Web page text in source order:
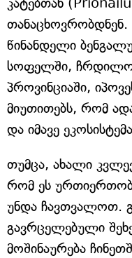
კატებთან
წინანდელი
სოფელში,
პროვინციაში,
მიუთითებს, რომ
და იმავე
თუმცა, ახალი
რომ ეს
უნდა ჩავთვალოთ.
გავრცელებული
მოშინაურება